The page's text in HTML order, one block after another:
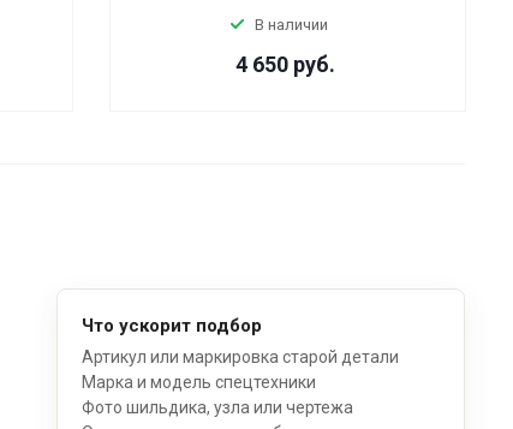
В наличии
4 650 руб.
Что ускорит подбор
Артикул или маркировка старой детали
Марка и модель спецтехники
Фото шильдика, узла или чертежа